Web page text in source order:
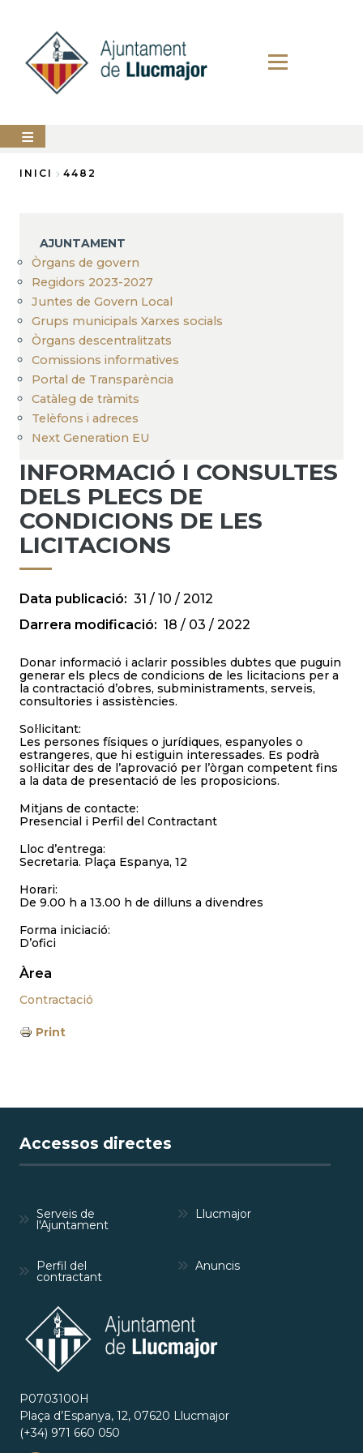
contingut
AJUNTAMENT
SERVEIS
MUNICIPALS
PERFIL
DEL
CONTRACTANT
ANUNCIS
INICI 4482
AJUNTAMENT
Òrgans de govern
Regidors 2023-2027
Juntes de Govern Local
Grups municipals Xarxes socials
Òrgans descentralitzats
Comissions informatives
Portal de Transparència
Catàleg de tràmits
Telèfons i adreces
Next Generation EU
INFORMACIÓ I CONSULTES
DELS PLECS DE
CONDICIONS DE LES
LICITACIONS
Data publicació
31 / 10 / 2012
Darrera modificació
18 / 03 / 2022
Donar informació i aclarir possibles dubtes que puguin
generar els plecs de condicions de les licitacions per a
la contractació d’obres, subministraments, serveis,
consultories i assistències.
Sol·licitant:
Les persones físiques o jurídiques, espanyoles o
estrangeres, que hi estiguin interessades. Es podrà
sol·licitar des de l’aprovació per l’òrgan competent fins
a la data de presentació de les proposicions.
Mitjans de contacte:
Presencial i Perfil del Contractant
Lloc d’entrega:
Secretaria. Plaça Espanya, 12
Horari:
De 9.00 h a 13.00 h de dilluns a divendres
Forma iniciació:
D’ofici
Àrea
Contractació
Print
Accessos directes
Serveis de
l'Ajuntament
Llucmajor
Perfil del
contractant
Anuncis
P0703100H
Plaça d’Espanya, 12, 07620 Llucmajor
(+34) 971 660 050